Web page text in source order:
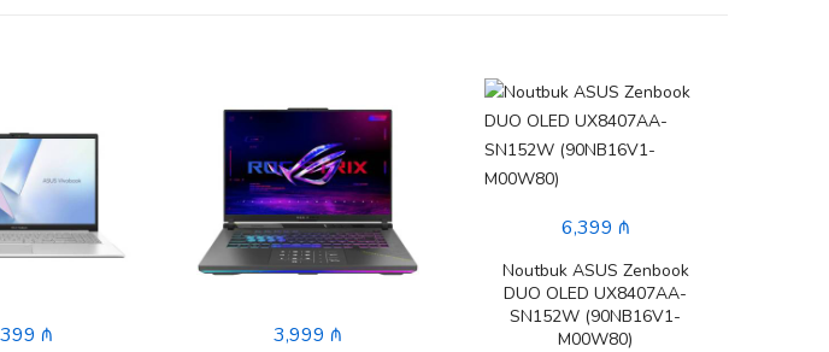
₼ 3,999 ₼
6,399 ₼
Noutbuk ASUS Zenbook
DUO OLED UX8407AA-
SN152W (90NB16V1-
M00W80)